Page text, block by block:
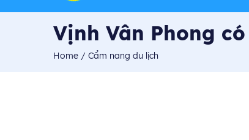
Vịnh Vân Phong
Home / Cẩm nang du lịch